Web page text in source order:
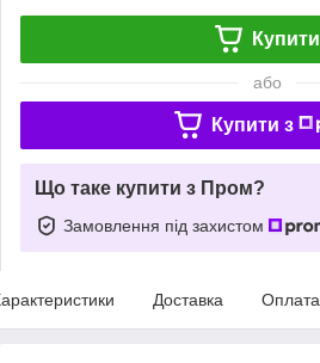
Купити
або
Купити з
Що таке купити з Пром?
Замовлення під захистом
Доставка Оплата